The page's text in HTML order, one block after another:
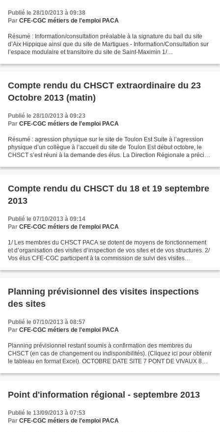
Publié le 28/10/2013 à 09:38
Par CFE-CGC métiers de l'emploi PACA
Résumé : Information/consultation préalable à la signature du bail du site
d’Aix Hippique ainsi que du site de Martigues - Information/Consultation sur
l’espace modulaire et transitoire du site de Saint-Maximin 1/
Compte rendu du CHSCT extraordinaire du 23
Octobre 2013 (matin)
Publié le 28/10/2013 à 09:23
Par CFE-CGC métiers de l'emploi PACA
Résumé : agression physique sur le site de Toulon Est Suite à l’agression
physique d’un collègue à l’accueil du site de Toulon Est début octobre, le
CHSCT s’est réuni à la demande des élus. La Direction Régionale a précisé
Compte rendu du CHSCT du 18 et 19 septembre
2013
Publié le 07/10/2013 à 09:14
Par CFE-CGC métiers de l'emploi PACA
1/ Les membres du CHSCT PACA se dotent de moyens de fonctionnement
et d’organisation des visites d’inspection de vos sites et de vos structures. 2/
Vos élus CFE-CGC participent à la commission de suivi des visites
Planning prévisionnel des visites inspections
des sites
Publié le 07/10/2013 à 08:57
Par CFE-CGC métiers de l'emploi PACA
Planning prévisionnel restant soumis à confirmation des membres du
CHSCT (en cas de changement ou indisponibilités). (Cliquez ici pour obtenir
le tableau en format Excel). OCTOBRE DATE SITE 7 PONT DE VIVAUX 8
Point d'information régional - septembre 2013
Publié le 13/09/2013 à 07:53
Par CFE-CGC métiers de l'emploi PACA